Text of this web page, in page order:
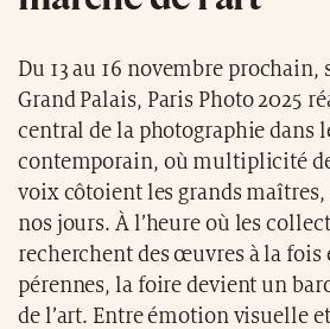
Du 13 au 16 novembre prochain,
Grand Palais, Paris Photo 2025
central de la photographie dans
contemporain, où multiplicité
voix côtoient les grands maîtres,
nos jours. À l’heure où les
recherchent des œuvres à la fois
pérennes, la foire devient un
de l’art. Entre émotion visuelle